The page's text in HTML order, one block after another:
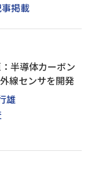
掲載
半導体カーボン
線センサを開発
雄